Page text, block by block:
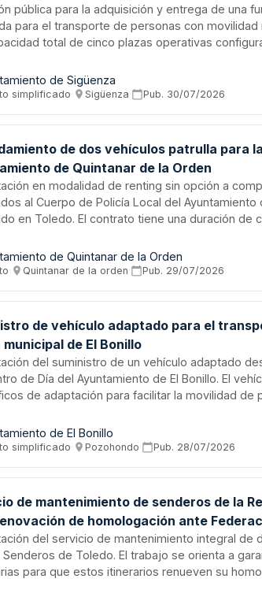
pública para la adquisición y entrega de una
para el transporte de personas con
total de cinco plazas operativas
con sistemas de acceso, anclaje y
finalidad atender las necesidades del
promoviendo la accesibilidad universal.
de Sigüenza
simplificado· Sigüenza· Pub. 30/07/2026
de dos vehículos patrulla para
de Quintanar de la Orden
en modalidad de renting sin opción a
al Cuerpo de Policía Local del Ayuntamiento
en Toledo. El contrato tiene una duración de
se realiza mediante procedimiento abierto
puede presentar proposición. El suministro
de Quintanar de la Orden
· Quintanar de la orden· Pub. 29/07/2026
de vehículo adaptado para el
municipal de El Bonillo
del suministro de un vehículo adaptado
de Día del Ayuntamiento de El Bonillo. El
de adaptación para facilitar la movilidad de
mediante subvención de la Diputación
de El Bonillo
simplificado· Pozohondo· Pub. 28/07/2026
de mantenimiento de senderos de la
de homologación ante
del servicio de mantenimiento integral de
Senderos de Toledo. El trabajo se orienta a
para que estos itinerarios renueven su